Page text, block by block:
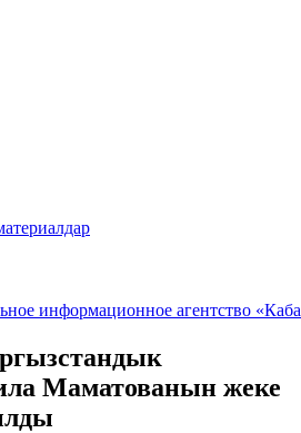
Маматованын жеке